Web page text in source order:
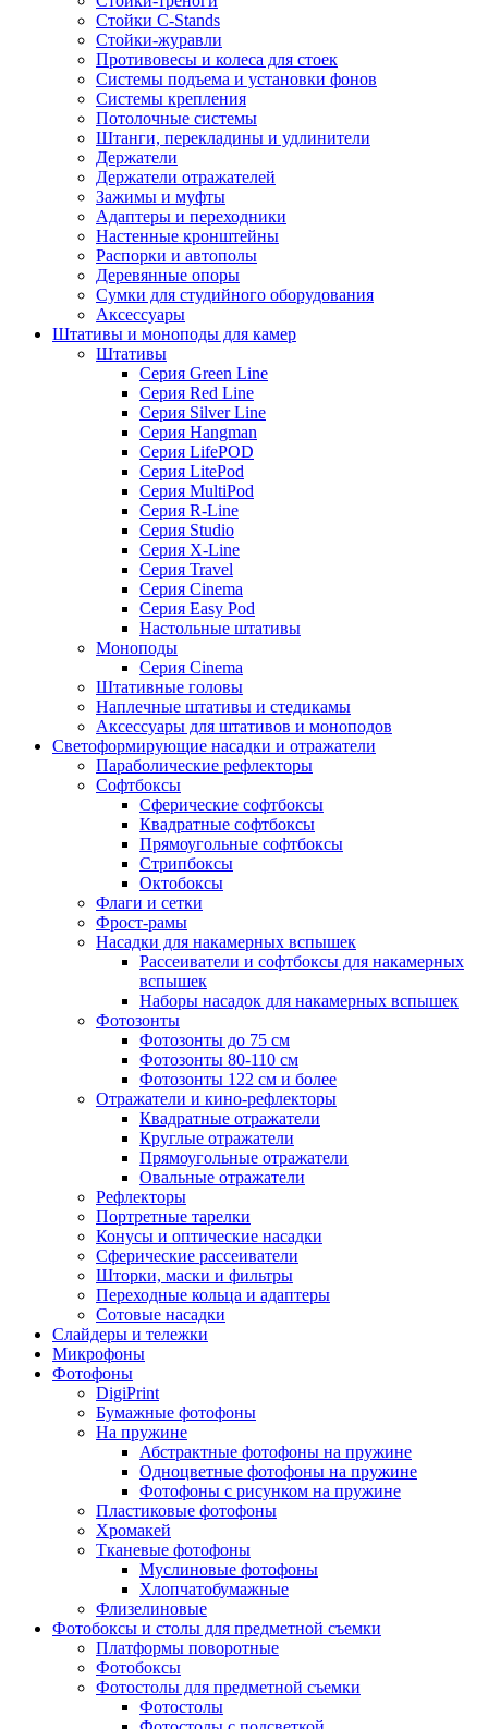
Стойки C-Stands
Стойки-журавли
Противовесы и колеса для стоек
Системы подъема и установки фонов
Системы крепления
Потолочные системы
Штанги, перекладины и удлинители
Держатели
Держатели отражателей
Зажимы и муфты
Адаптеры и переходники
Настенные кронштейны
Распорки и автополы
Деревянные опоры
Сумки для студийного оборудования
Аксессуары
Штативы и моноподы для камер
Штативы
Серия Green Line
Серия Red Line
Серия Silver Line
Серия Hangman
Серия LifePOD
Серия LitePod
Серия MultiPod
Серия R-Line
Серия Studio
Серия X-Line
Серия Travel
Серия Cinema
Серия Easy Pod
Настольные штативы
Моноподы
Серия Cinema
Штативные головы
Наплечные штативы и стедикамы
Аксессуары для штативов и моноподов
Светоформирующие насадки и отражатели
Параболические рефлекторы
Софтбоксы
Сферические софтбоксы
Квадратные софтбоксы
Прямоугольные софтбоксы
Стрипбоксы
Октобоксы
Флаги и сетки
Фрост-рамы
Насадки для накамерных вспышек
Рассеиватели и софтбоксы для накамерных
вспышек
Наборы насадок для накамерных вспышек
Фотозонты
Фотозонты до 75 см
Фотозонты 80-110 см
Фотозонты 122 см и более
Отражатели и кино-рефлекторы
Квадратные отражатели
Круглые отражатели
Прямоугольные отражатели
Овальные отражатели
Рефлекторы
Портретные тарелки
Конусы и оптические насадки
Сферические рассеиватели
Шторки, маски и фильтры
Переходные кольца и адаптеры
Сотовые насадки
Слайдеры и тележки
Микрофоны
Фотофоны
DigiPrint
Бумажные фотофоны
На пружине
Абстрактные фотофоны на пружине
Одноцветные фотофоны на пружине
Фотофоны с рисунком на пружине
Пластиковые фотофоны
Хромакей
Тканевые фотофоны
Муслиновые фотофоны
Хлопчатобумажные
Флизелиновые
Фотобоксы и столы для предметной съемки
Платформы поворотные
Фотобоксы
Фотостолы для предметной съемки
Фотостолы